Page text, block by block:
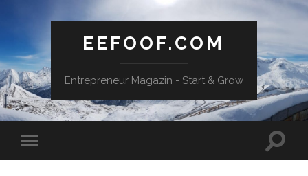
EEFOOF.COM
Entrepreneur Magazin - Start & Grow
Menü